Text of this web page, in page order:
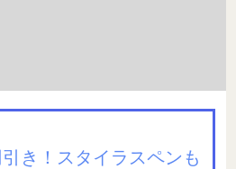
き！スタイラスペンも